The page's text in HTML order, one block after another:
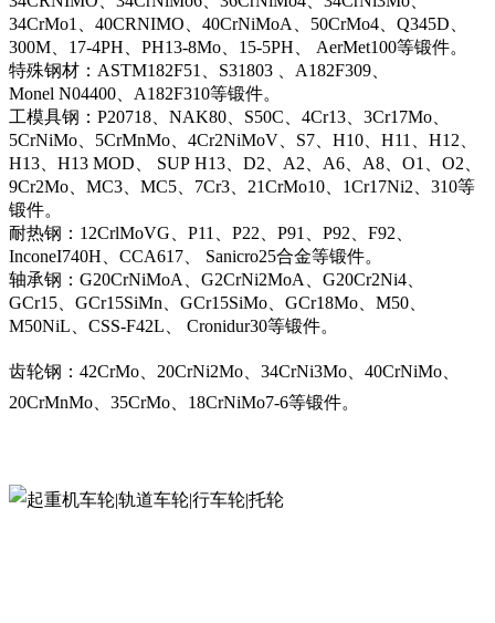
34CrMo1、40CRNIMO、40CrNiMoA、50CrMo4、Q345D、
300M、17-4PH、PH13-8Mo、15-5PH、 AerMet100等锻件。
特殊钢材：ASTM182F51、S31803 、A182F309、
Monel N04400、A182F310等锻件。
工模具钢：P20718、NAK80、S50C、4Cr13、3Cr17Mo、
5CrNiMo、5CrMnMo、4Cr2NiMoV、S7、H10、H11、H12、
H13、H13 MOD、 SUP H13、D2、A2、A6、A8、O1、O2、
9Cr2Mo、MC3、MC5、7Cr3、21CrMo10、1Cr17Ni2、310等
锻件。
耐热钢：12CrlMoVG、P11、P22、P91、P92、F92、
InconeI740H、CCA617、 Sanicro25合金等锻件。
轴承钢：G20CrNiMoA、G2CrNi2MoA、G20Cr2Ni4、
GCr15、GCr15SiMn、GCr15SiMo、GCr18Mo、M50、
M50NiL、CSS-F42L、 Cronidur30等锻件。
齿轮钢：42CrMo、20CrNi2Mo、34CrNi3Mo、40CrNiMo、
20CrMnMo、35CrMo、18CrNiMo7-6等锻件。